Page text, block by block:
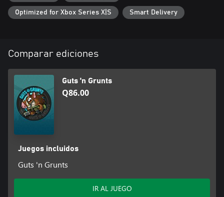
Optimized for Xbox Series X|S Smart Delivery
Comparar ediciones
Guts 'n Grunts
Q86.00
Juegos incluidos
Guts 'n Grunts
IR AL JUEGO